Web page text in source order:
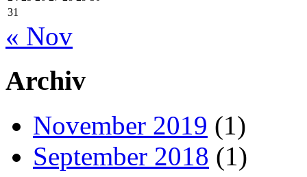
31
« Nov
Archiv
November 2019 (1)
September 2018 (1)